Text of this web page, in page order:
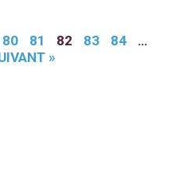
80 81 82 83 84
…
»